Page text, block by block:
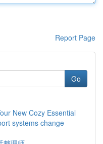
Report Page
Go
New Cozy Essential
systems change